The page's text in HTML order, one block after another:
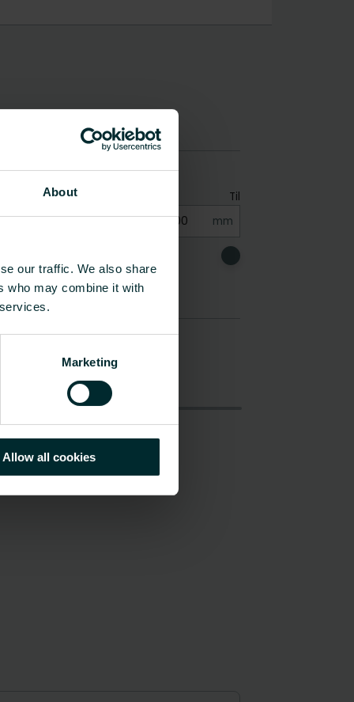
About
our traffic. We also share
who may combine it with
Marketing
Allow all cookies